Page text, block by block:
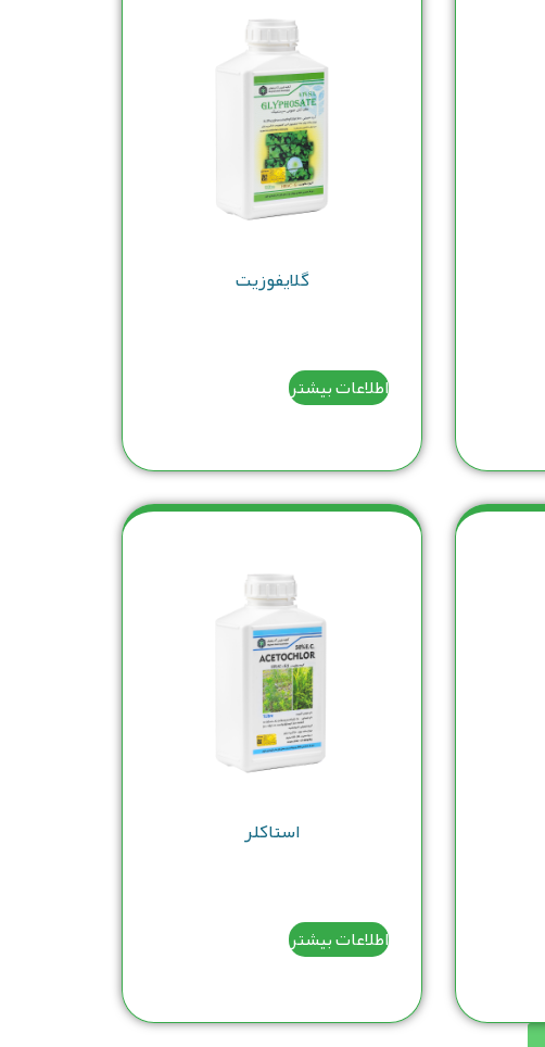
گلایفوزیت
اطلاعات بیشتر
استاکلر
اطلاعات بیشتر